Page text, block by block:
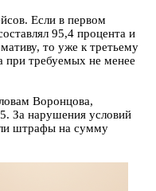
Если в первом
95,4 процента и
то уже к третьему
при требуемых не менее
Воронцова,
За нарушения условий
штрафы на сумму